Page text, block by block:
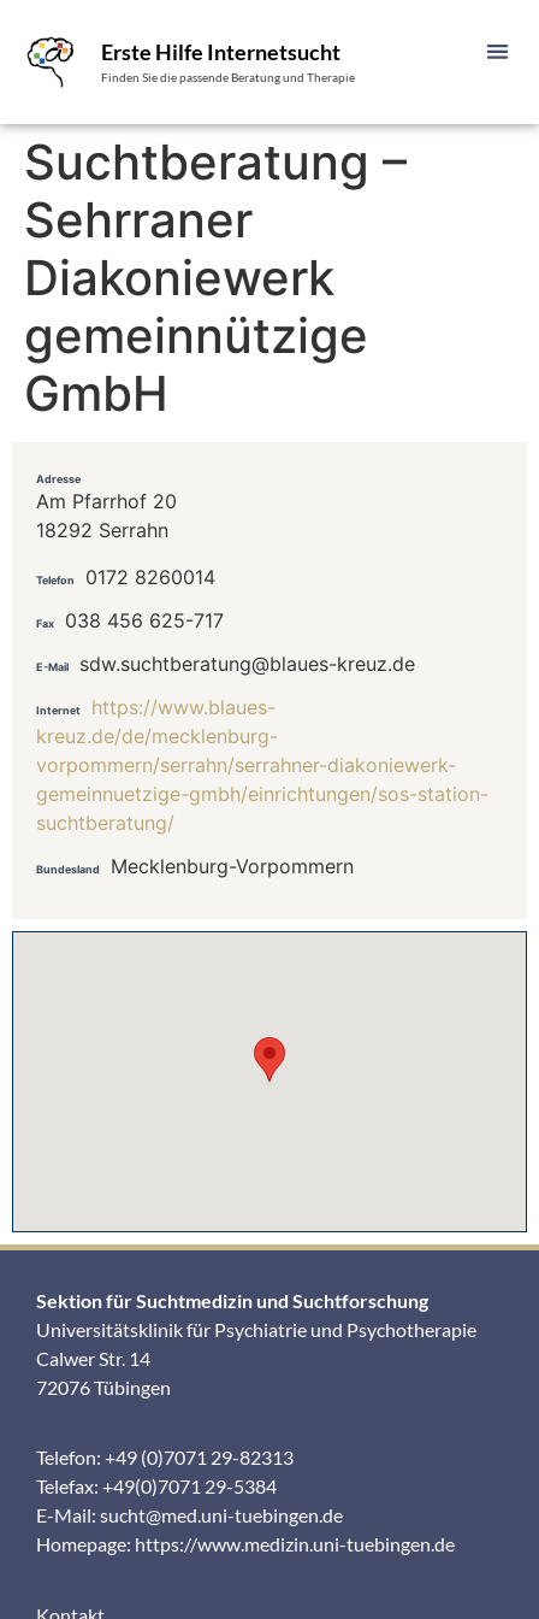
Erste Hilfe Internetsucht
Finden Sie die passende Beratung und Therapie
Suchtberatung –
Sehrraner
Diakoniewerk
gemeinnützige
GmbH
Adresse
Am Pfarrhof 20
18292 Serrahn
Telefon 0172 8260014
Fax 038 456 625-717
E-Mail sdw.suchtberatung@blaues-kreuz.de
Internet
https://www.blaues-
kreuz.de/de/mecklenburg-
vorpommern/serrahn/serrahner-diakoniewerk-
gemeinnuetzige-gmbh/einrichtungen/sos-station-
suchtberatung/
Bundesland Mecklenburg-Vorpommern
Sektion für Suchtmedizin und Suchtforschung
Universitätsklinik für Psychiatrie und Psychotherapie
Calwer Str. 14
72076 Tübingen
Telefon: +49 (0)7071 29-82313
Telefax: +49(0)7071 29-5384
E-Mail: sucht@med.uni-tuebingen.de
Homepage: https://www.medizin.uni-tuebingen.de
Kontakt